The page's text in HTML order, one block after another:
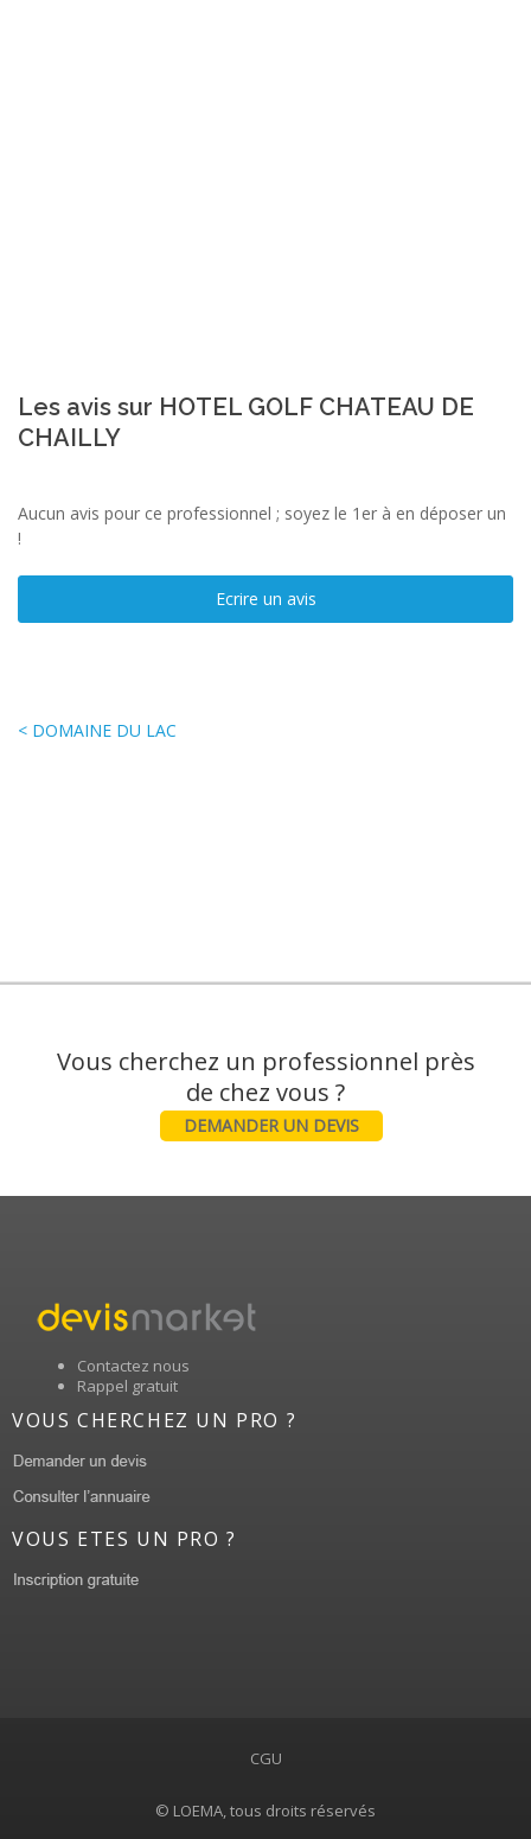
Les avis sur HOTEL GOLF CHATEAU DE
CHAILLY
Aucun avis pour ce professionnel ; soyez le 1er à en déposer un
!
Ecrire un avis
< DOMAINE DU LAC
Vous cherchez un professionnel près
DEMANDER UN DEVIS
Contactez nous
Rappel gratuit
VOUS CHERCHEZ UN PRO ?
VOUS ETES UN PRO ?
CGU
© LOEMA, tous droits réservés